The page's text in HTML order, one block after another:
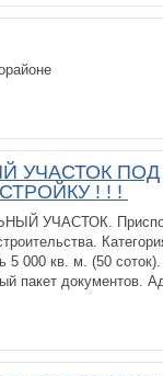
УЧАСТОК ПОД
! ! !
УЧАСТОК.
5 000 кв. м. (50
пакет документов.